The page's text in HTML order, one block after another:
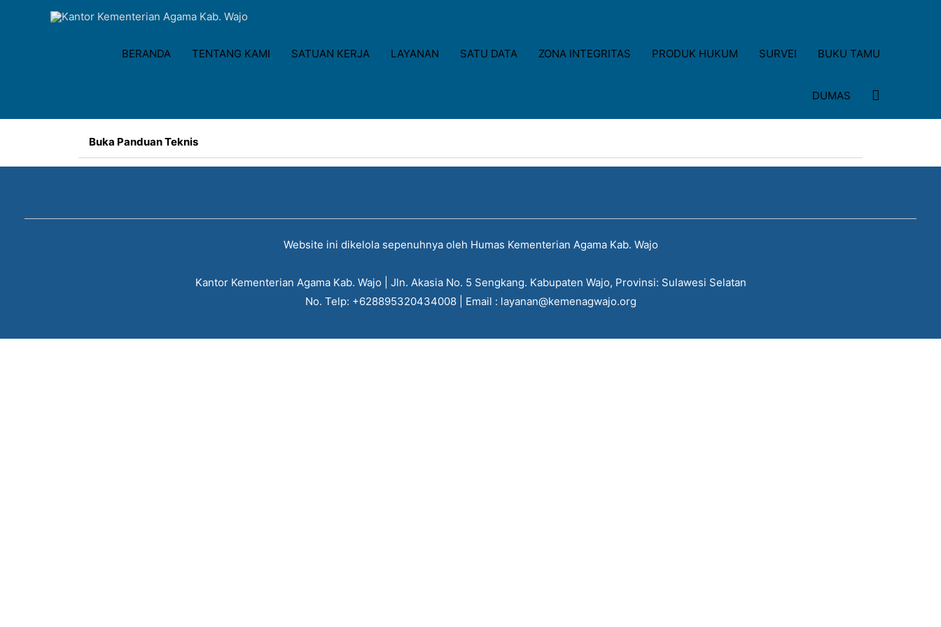
BERANDA TENTANG KAMI SATUAN KERJA LAYANAN SATU DATA ZONA INTEGRITAS PRODUK HUKUM SURVEI BUKU TAMU
DUMAS
Buka Panduan Teknis
Website ini dikelola sepenuhnya oleh Humas Kementerian Agama Kab. Wajo
Kantor Kementerian Agama Kab. Wajo | Jln. Akasia No. 5 Sengkang. Kabupaten Wajo, Provinsi: Sulawesi Selatan
No. Telp: +628895320434008 | Email : layanan@kemenagwajo.org